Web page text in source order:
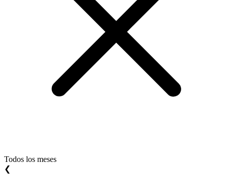
Todos los meses
❮